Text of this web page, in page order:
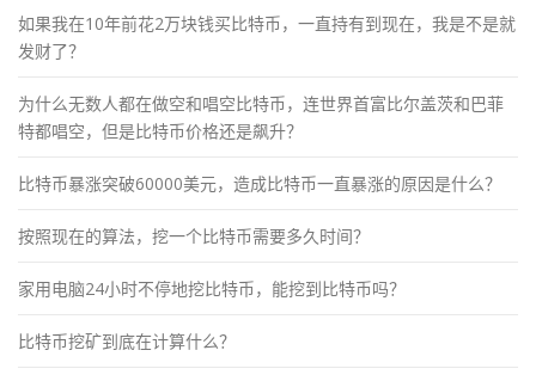
如果我在10年前花2万块钱买比特币，一直持有到现在，我是不是就
发财了？
为什么无数人都在做空和唱空比特币，连世界首富比尔盖茨和巴菲
特都唱空，但是比特币价格还是飙升？
比特币暴涨突破60000美元，造成比特币一直暴涨的原因是什么？
按照现在的算法，挖一个比特币需要多久时间？
家用电脑24小时不停地挖比特币，能挖到比特币吗？
比特币挖矿到底在计算什么？